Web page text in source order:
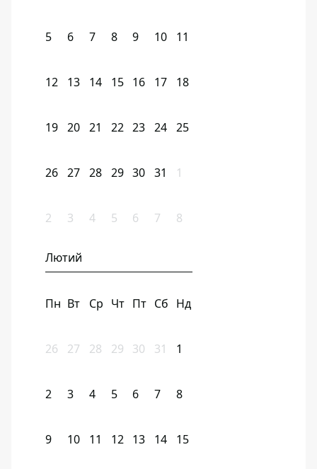
5 6 7 8 9 10 11
12 13 14 15 16 17 18
19 20 21 22 23 24 25
26 27 28 29 30 31 1
2 3 4 5 6 7 8
Лютий
Пн Вт Ср Чт Пт Сб Нд
26 27 28 29 30 31 1
2 3 4 5 6 7 8
9 10 11 12 13 14 15